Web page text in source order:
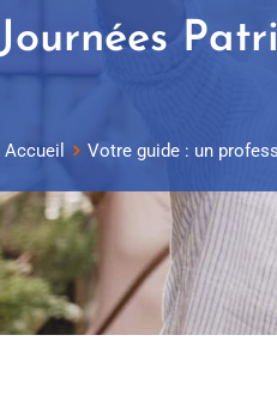
Journées
Accueil Votre guide : un